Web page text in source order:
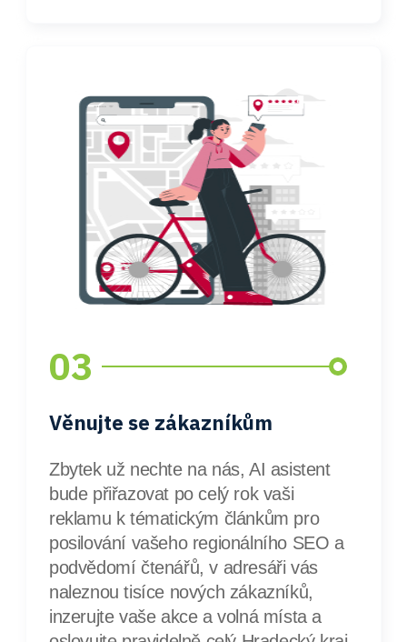
03
Věnujte se zákazníkům
Zbytek už nechte na nás, AI asistent
bude přiřazovat po celý rok vaši
reklamu k tématickým článkům pro
posilování vašeho regionálního SEO a
podvědomí čtenářů, v adresáři vás
naleznou tisíce nových zákazníků,
inzerujte vaše akce a volná místa a